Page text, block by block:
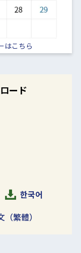
はこちら
ード
한국어
（繁體）